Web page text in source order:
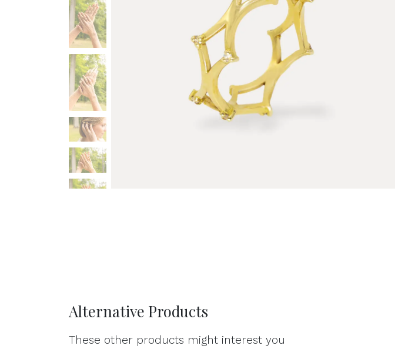
Alternative Products
These other products might interest you